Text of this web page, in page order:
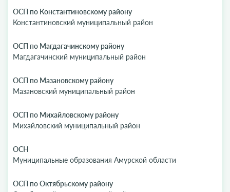
ОСП по Константиновскому району
Константиновский муниципальный район
ОСП по Магдагачинскому району
Магдагачинский муниципальный район
ОСП по Мазановскому району
Мазановский муниципальный район
ОСП по Михайловскому району
Михайловский муниципальный район
ОСН
Муниципальные образования Амурской области
ОСП по Октябрьскому району